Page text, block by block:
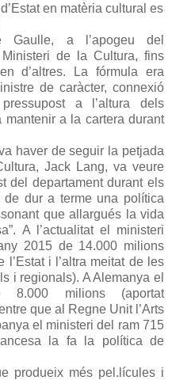
en matèria cultural es
Gaulle, a l’apogeu del
de la Cultura, fins
d’altres. La fórmula era
de caràcter, connexió
a l’altura dels
mantenir a la cartera durant
haver de seguir la petjada
Jack Lang, va veure
del departament durant els
dur a terme una política
que allargués la vida
A l’actualitat el ministeri
2015 de 14.000 milions
l’Estat i l’altra meitat de les
i regionals). A Alemanya el
8.000 milions (aportat
que al Regne Unit l’Arts
el ministeri del ram 715
la fa la política de
produeix més pel.lícules i